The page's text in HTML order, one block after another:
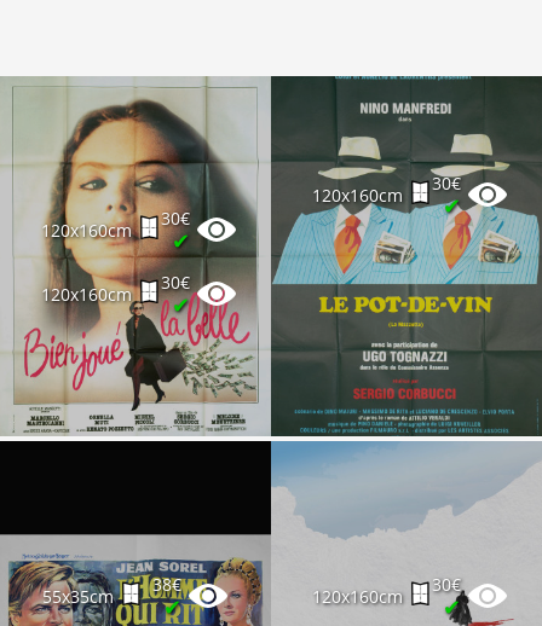
120x160cm
30€
✔
120x160cm
30€
✔
120x160cm
30€
✔
55x35cm
38€
✔ 120x160cm
30€
✔